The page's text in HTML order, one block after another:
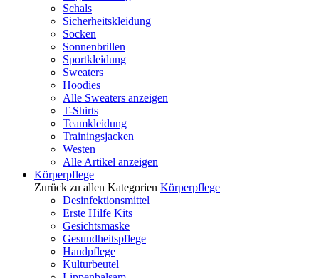
Schals
Sicherheitskleidung
Socken
Sonnenbrillen
Sportkleidung
Sweaters
Hoodies
Alle Sweaters anzeigen
T-Shirts
Teamkleidung
Trainingsjacken
Westen
Alle Artikel anzeigen
Körperpflege
Zurück zu allen Kategorien Körperpflege
Desinfektionsmittel
Erste Hilfe Kits
Gesichtsmaske
Gesundheitspflege
Handpflege
Kulturbeutel